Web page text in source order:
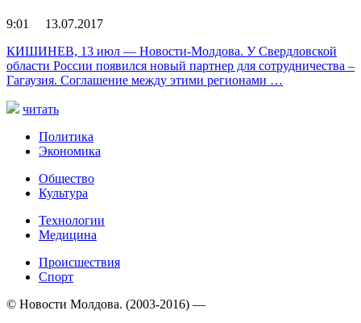
9:01 13.07.2017
КИШИНЕВ, 13 июл — Новости-Молдова. У Свердловской
области России появился новый партнер для сотрудничества –
Гагаузия. Соглашение между этими регионами …
читать
Политика
Экономика
Общество
Культура
Технологии
Медицина
Происшествия
Спорт
© Новости Молдова. (2003-2016) —